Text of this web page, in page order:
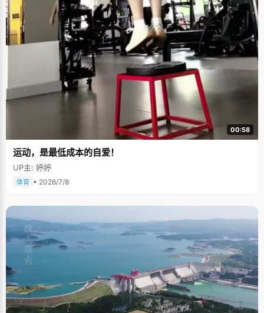
00:58
运动，是最低成本的自爱！
UP主: 婷婷
体育 • 2026/7/8